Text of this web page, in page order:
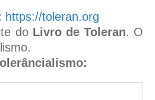
https://toleran.org
do Livro de Toleran. O